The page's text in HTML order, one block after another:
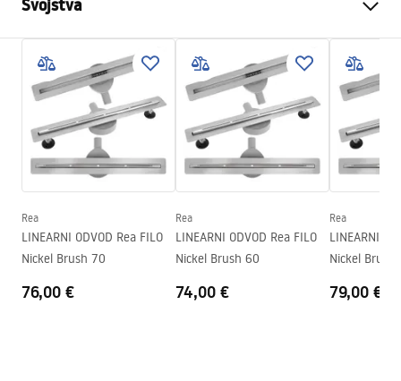
Svojstva
Materijal
Metal
Način montaže
Samoljepljiv
Širina
455
mm
Visina
60mm
Dubina
70mm
Serija
Jamstvo
24 mjeseca
Rea
LINEARNI ODVOD Rea FILO
Nickel Brush 70
76,00 €
Rea
LINEARNI ODVOD Rea FILO
Nickel Brush 60
74,00 €
Rea
LINEARNI
Nickel Brush
79,00 €